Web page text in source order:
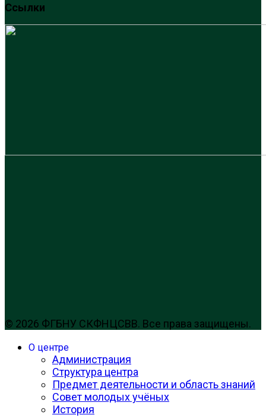
Ссылки
© 2026 ФГБНУ СКФНЦСВВ. Все права защищены.
О центре
Администрация
Структура центра
Предмет деятельности и область знаний
Совет молодых учёных
История